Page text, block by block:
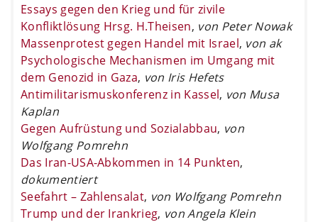
Essays gegen den Krieg und für zivile
Konfliktlösung Hrsg. H.Theisen, von Peter Nowak
Massenprotest gegen Handel mit Israel, von ak
Psychologische Mechanismen im Umgang mit
dem Genozid in Gaza, von Iris Hefets
Antimilitarismuskonferenz in Kassel, von Musa
Kaplan
Gegen Aufrüstung und Sozialabbau, von
Wolfgang Pomrehn
Das Iran-USA-Abkommen in 14 Punkten,
dokumentiert
Seefahrt – Zahlensalat, von Wolfgang Pomrehn
Trump und der Irankrieg, von Angela Klein